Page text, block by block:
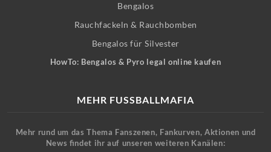
Bengalos
Rauchfackeln & Rauchbomben
Bengalos für Silvester
HowTo: Bengalos & Pyro legal online kaufen
MEHR FUSSBALLMAFIA
Mehr rund um das Thema Fanszenen, Fankurven, Aktionen und
News findet ihr auf unseren weiteren Kanälen: